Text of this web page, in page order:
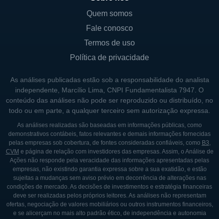
Califórnia, e originou-se com um foco claro
em atender as necessidades emergentes da
indústria de semicondutores. Nos anos 80, a
empresa começou a expandir suas ofertas e
automação e teste de componentes. Um dos
marcos importantes na sua história foi a
aquisição de várias empresas do setor, o que
e fortalecer sua posição no mercado.
Com o passar do tempo, a Cohu se destacou
não apenas por sua capacidade de
inovação, mas também pela adaptação a
mudanças nas necessidades do setor
eletrônico. As demandas por dispositivos
Quem somos
Fale conosco
Termos de uso
Política de privacidade
As análises publicadas estão sob a responsabilidade do analista
independente, Marcílio Lima, CNPI Fundamentalista 7947. O
conteúdo das análises não pode ser reproduzido ou distribuído, no
todo ou em parte, a qualquer terceiro sem autorização expressa.
As análises realizadas são baseadas em informações públicas, como
demonstrativos contábeis, fatos relevantes e demais informações fornecidas
pelas empresas sob cobertura, de fontes consideradas confiáveis, como B3,
CVM e página de relação com investidores das empresas. Assim, o Análise de
Ações não responde pela veracidade das informações apresentadas pelas
empresas, não existindo garantia expressa sobre a sua exatidão, e estão
sujeitas a mudanças sem aviso prévio em decorrência de alterações nas
condições de mercado. As decisões de investimentos e estratégia financeiras
deve ser realizadas pelos próprios leitores. As análises não representam
ofertas, negociação de valores mobiliários ou outros instrumentos financeiros,
e se alicerçam no mais alto padrão ético, de independência e autonomia